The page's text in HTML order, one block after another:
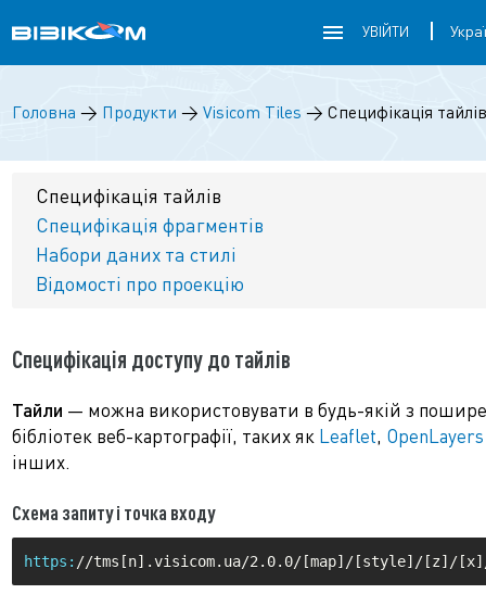
УВІЙТИ
Головна → Продукти → Visicom Tiles → Специфікація тайлів
Специфікація тайлів
Специфікація фрагментів
Набори даних та стилі
Відомості про проекцію
Специфікація доступу до тайлів
Тайли — можна використовувати в будь-якій з
бібліотек веб-картографії, таких як Leaflet, OpenLayers
інших.
Схема запиту і точка входу
https: